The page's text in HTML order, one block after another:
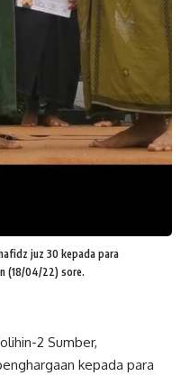
juz 30 kepada para
(18/04/22) sore.
2 Sumber,
kepada para